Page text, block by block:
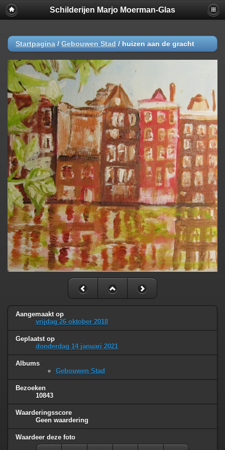
Schilderijen Marjo Moerman-Glas
Startpagina / Gebouwen Stad / huizen aan de gracht
Aangemaakt op
vrijdag 26 oktober 2018
Geplaatst op
donderdag 14 januari 2021
Albums
Gebouwen Stad
Bezoeken
10843
Waarderingsscore
Geen waardering
Waardeer deze foto